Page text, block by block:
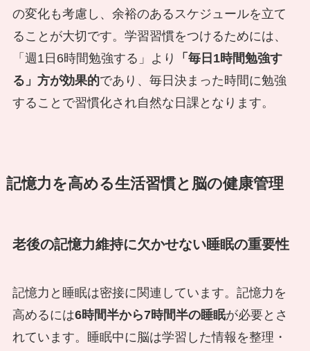
の変化も考慮し、余裕のあるスケジュールを立て
ることが大切です。学習習慣をつけるためには、
「週1日6時間勉強する」より
「毎日1時間勉強す
る」方が効果的であり、毎日決まった時間に勉強
することで習慣化され自然な日課となります。
記憶力を高める生活習慣と脳の健康管理
老後の記憶力維持に欠かせない睡眠の重要性
記憶力と睡眠は密接に関連しています。記憶力を
高めるには6時間半から7時間半の睡眠が必要とさ
れています。睡眠中に脳は学習した情報を整理・